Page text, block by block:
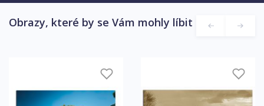
Obrazy, které by se Vám mohly líbit